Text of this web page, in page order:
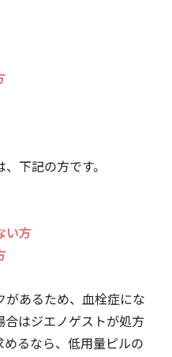
下記の方です。
い方
あるため、血栓症にな
合はジエノゲストが処方
るなら、低用量ピルの